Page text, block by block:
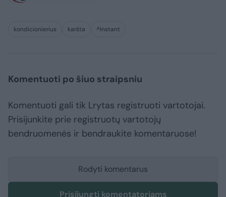
kondicionierius karšta ^Instant
Komentuoti po šiuo straipsniu
Komentuoti gali tik Lrytas registruoti vartotojai.
Prisijunkite prie registruotų vartotojų
bendruomenės ir bendraukite komentaruose!
Rodyti komentarus
Prisijungti komentatoriams